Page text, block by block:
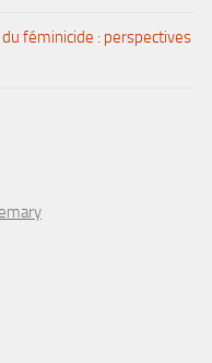
féminicide : perspectives